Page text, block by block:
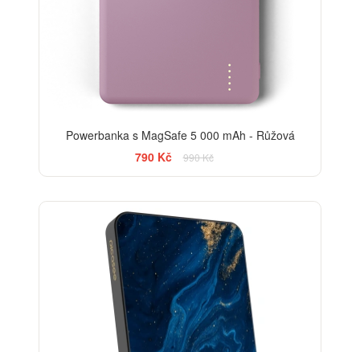
Powerbanka s MagSafe 5 000 mAh - Růžová
790 Kč
990 Kč